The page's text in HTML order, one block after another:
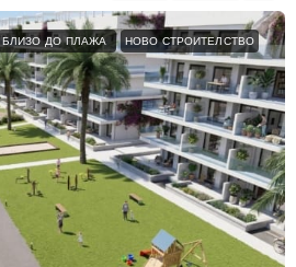
БЛИЗО ДО ПЛАЖА НОВО СТРОИТЕЛСТВО